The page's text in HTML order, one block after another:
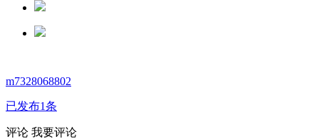
m7328068802
已发布1条
评论 我要评论